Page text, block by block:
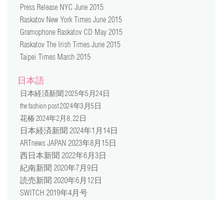
Press Release NYC June 2015
Raskatov New York Times June 2015
Gramophone Raskatov CD May 2015
Raskatov The Irish Times June 2015
Taipei Times March 2015
日本語
日本経済新聞 2025年5月24日
the fashion post 2024年3月5日
花椿 2024年2月8, 22日
日本経済新聞 2024年1月14日
ARTnews JAPAN 2023年8月15日
西日本新聞 2022年6月3日
紀南新聞 2020年7月9日
読売新聞 2020年6月12日
SWITCH 2019年4月号